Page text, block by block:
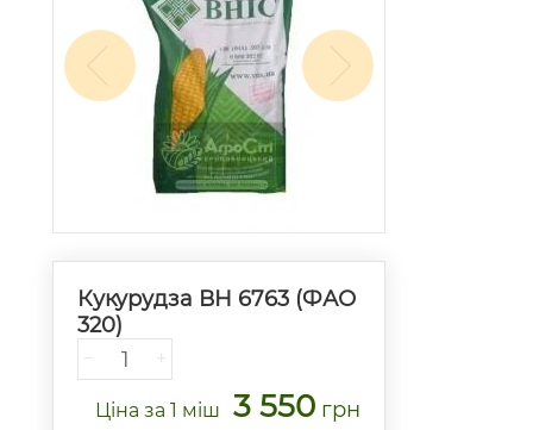
Кукурудза ВН 6763 (ФАО
320)
− +
Ціна за 1 міш 3 550 грн